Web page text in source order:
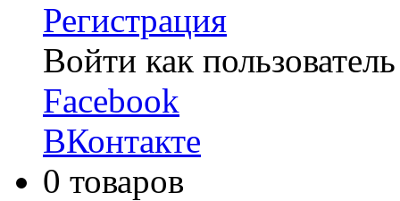
Регистрация
Войти как пользователь
Facebook
ВКонтакте
0 товаров